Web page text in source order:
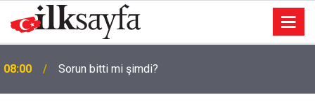
08:00 Sorun bitti mi şimdi?